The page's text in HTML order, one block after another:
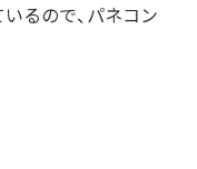
るので、パネコン